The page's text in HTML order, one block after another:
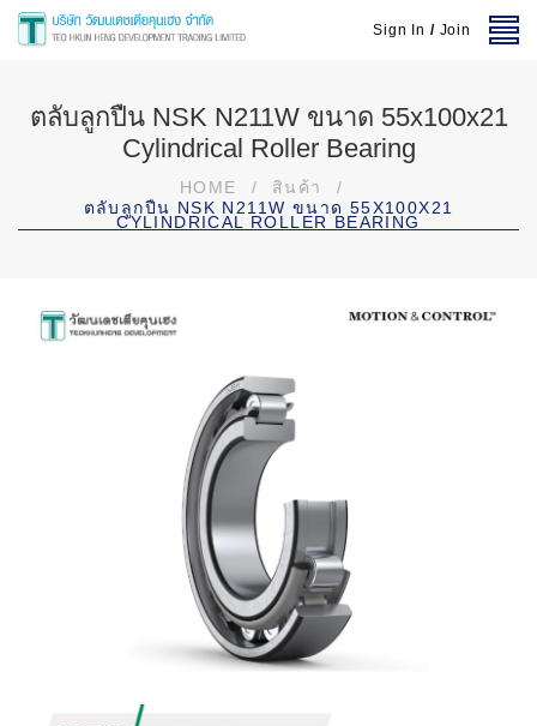
Sign In / Join
ตลับลูกปืน NSK N211W ขนาด 55x100x21
Cylindrical Roller Bearing
HOME / สินค้า
/
ตลับลูกปืน NSK N211W ขนาด 55X100X21
CYLINDRICAL ROLLER BEARING